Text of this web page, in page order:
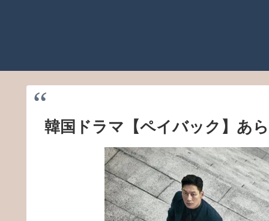
韓国ドラマ【ペイバック】あ